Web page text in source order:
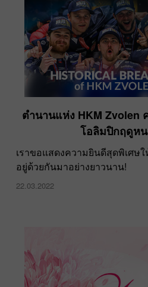
ตำนานแห่ง HKM Zvolen
โอลิมปิกฤดูหน
เราขอแสดงความยินดีสุดพิเศษ
อยู่ด้วยกันมาอย่างยาวนาน!
22.03.2022